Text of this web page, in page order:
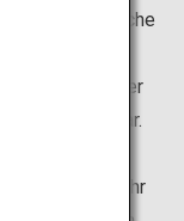
(klassische
es die
Fürsten der
bekannt war.
Küche
Eintrittsgebühr